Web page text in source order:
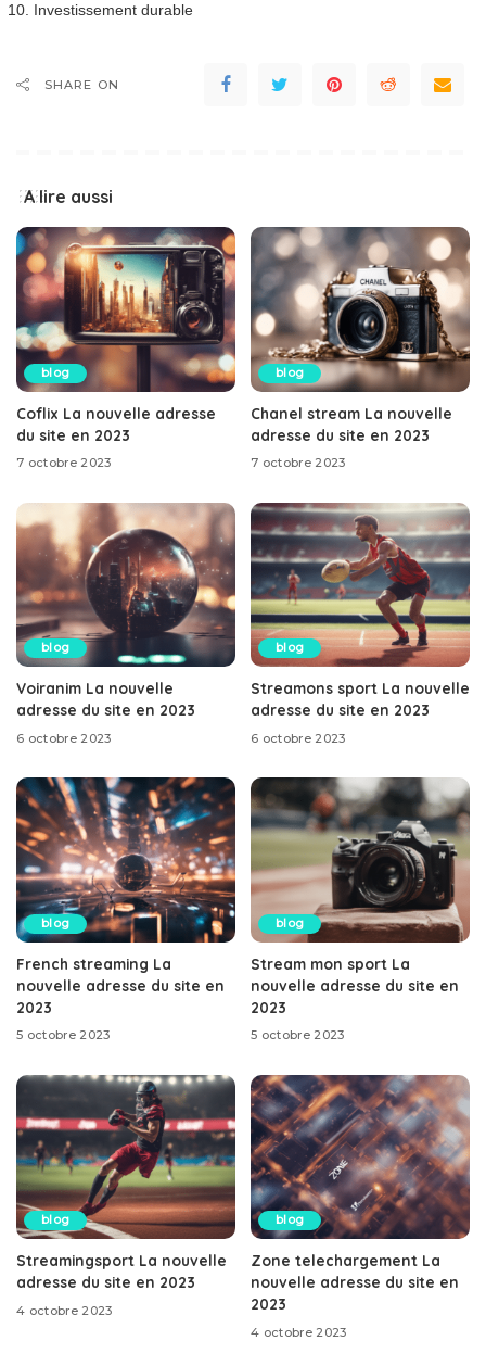
Investissement durable
SHARE ON
A lire aussi
blog
Coflix La nouvelle adresse
du site en 2023
7 octobre 2023
blog
Chanel stream La nouvelle
adresse du site en 2023
7 octobre 2023
blog
Voiranim La nouvelle
adresse du site en 2023
6 octobre 2023
blog
Streamons sport La nouvelle
adresse du site en 2023
6 octobre 2023
blog
French streaming La
nouvelle adresse du site en
2023
5 octobre 2023
blog
Stream mon sport La
nouvelle adresse du site en
2023
5 octobre 2023
blog
Streamingsport La nouvelle
adresse du site en 2023
4 octobre 2023
blog
Zone telechargement La
nouvelle adresse du site en
2023
4 octobre 2023